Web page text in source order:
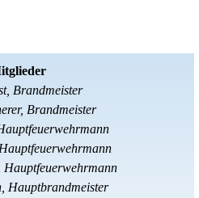
Brandmeister
Brandmeister
Hauptfeuerwehrmann
Hauptbrandmeister